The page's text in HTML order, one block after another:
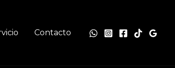
Contacto